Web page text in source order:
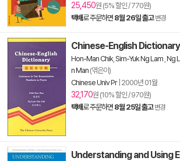
25,450원 (5% 할인 / 770원)
택배로 주문하면 8월 26일 출고 변경
Chinese-English
Hon-Man Chik, Sim-Yuk Ng Lam Ng
n Man (엮은이)
Chinese Univ Pr 2000년 01월
32,170원 (10% 할인 / 970원)
택배로 주문하면 8월 25일 출고 변경
Understanding and Using